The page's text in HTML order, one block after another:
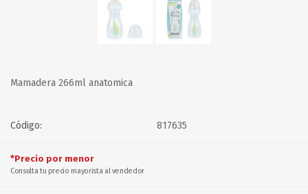
Mamadera 266ml anatomica
Código: 817635
*Precio por menor
Consulta tu precio mayorista al vendedor